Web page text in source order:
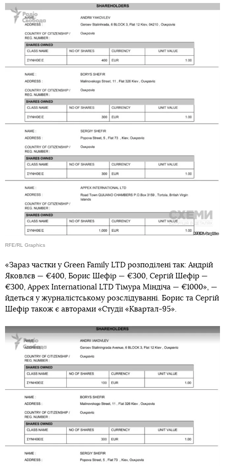
RFE/RL Graphics
«Зараз частки у Green Family LTD розподілені так: Андрій
Яковлєв — €400, Борис Шефір — €300, Сергій Шефір —
€300, Appex International LTD Тімура Міндіча — €1000», —
йдеться у журналістському розслідуванні. Борис та Сергій
Шефір також є авторами «Студії «Квартал-95».